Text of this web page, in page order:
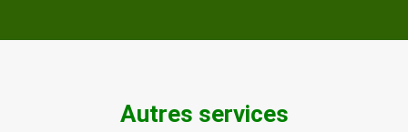
Autres services